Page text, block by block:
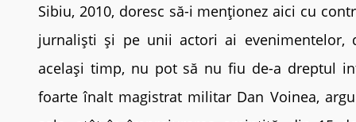
Sibiu, 2010, doresc să-i menționez aici cu
jurnaliști și pe unii actori ai
același timp, nu pot să nu fiu de-a dreptul
foarte înalt magistrat militar Dan Voinea,